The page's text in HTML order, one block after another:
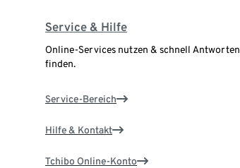
Service & Hilfe
Online-Services nutzen & schnell Antworten
finden.
Service-Bereich
Hilfe & Kontakt
Tchibo Online-Konto